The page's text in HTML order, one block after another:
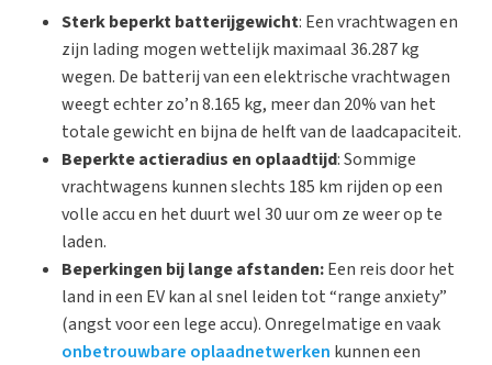
Sterk beperkt batterijgewicht: Een vrachtwagen en
zijn lading mogen wettelijk maximaal 36.287 kg
wegen. De batterij van een elektrische vrachtwagen
weegt echter zo’n 8.165 kg, meer dan 20% van het
totale gewicht en bijna de helft van de laadcapaciteit.
Beperkte actieradius en oplaadtijd: Sommige
vrachtwagens kunnen slechts 185 km rijden op een
volle accu en het duurt wel 30 uur om ze weer op te
laden.
Beperkingen bij lange afstanden:Een reis door het
land in een EV kan al snel leiden tot “range anxiety”
(angst voor een lege accu). Onregelmatige en vaak
onbetrouwbare oplaadnetwerken kunnen een